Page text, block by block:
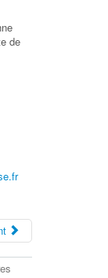
de